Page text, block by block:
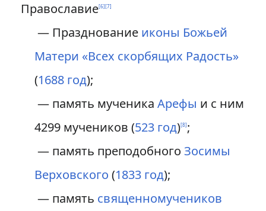
Православие[6][7]
— Празднование иконы Божьей
Матери «Всех скорбящих Радость»
(1688 год);
— память мученика Арефы и с ним
4299 мучеников (523 год)[8];
— память преподобного Зосимы
Верховского (1833 год);
— память священномучеников